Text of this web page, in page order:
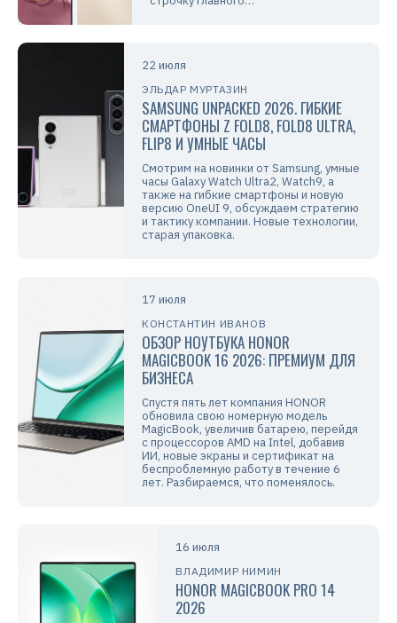
22 июля
ЭЛЬДАР МУРТАЗИН
SAMSUNG UNPACKED 2026. ГИБКИЕ
СМАРТФОНЫ Z FOLD8, FOLD8 ULTRA,
FLIP8 И УМНЫЕ ЧАСЫ
Смотрим на новинки от Samsung, умные
часы Galaxy Watch Ultra2, Watch9, а
также на гибкие смартфоны и новую
версию OneUI 9, обсуждаем стратегию
и тактику компании. Новые технологии,
старая упаковка.
17 июля
КОНСТАНТИН ИВАНОВ
ОБЗОР НОУТБУКА HONOR
MAGICBOOK 16 2026: ПРЕМИУМ ДЛЯ
БИЗНЕСА
Спустя пять лет компания HONOR
обновила свою номерную модель
MagicBook, увеличив батарею, перейдя
с процессоров AMD на Intel, добавив
ИИ, новые экраны и сертификат на
беспроблемную работу в течение 6
лет. Разбираемся, что поменялось.
16 июля
ВЛАДИМИР НИМИН
HONOR MAGICBOOK PRO 14
2026